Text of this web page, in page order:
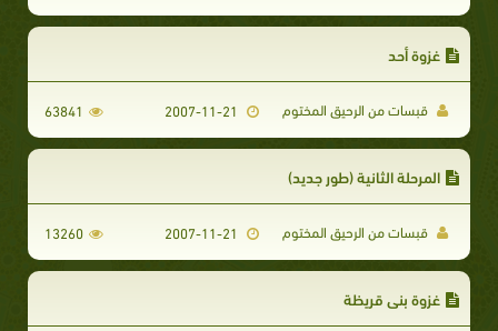
غزوة أحد
قبسات من الرحيق المختوم 63841
المرحلة الثانية (طور جديد)
قبسات من الرحيق المختوم 13260
غزوة بني قريظة